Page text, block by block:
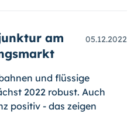
am
05.12.2022
und flüssige
2022 robust. Auch
positiv - das zeigen